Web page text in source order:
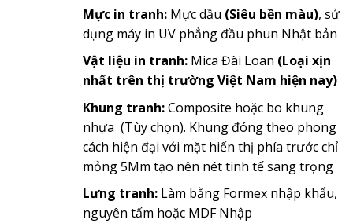
Mực in tranh:Mực dầu (Siêu bền màu), sử
dụng máy in UV phẳng đầu phun Nhật bản
Vật liệu in tranh:Mica Đài Loan (Loại xịn
nhất trên thị trường Việt Nam hiện nay)
Khung tranh:Composite hoặc bo khung
nhựa (Tùy chọn). Khung đóng theo phong
cách hiện đại với mặt hiển thị phía trước chỉ
mỏng 5Mm tạo nên nét tinh tế sang trọng
Lưng tranh:Làm bằng Formex nhập khẩu,
nguyên tấm hoặc MDF Nhập